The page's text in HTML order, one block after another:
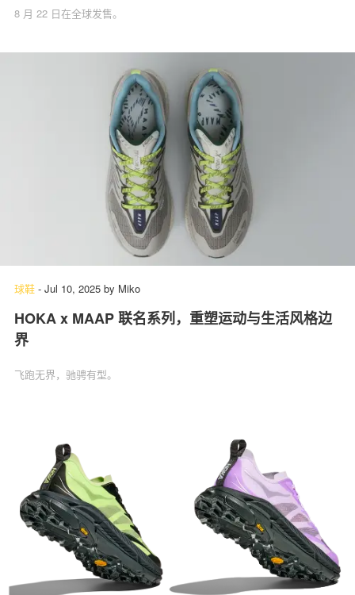
8 月 22 日在全球发售。
球鞋 - Jul 10, 2025 by Miko
HOKA x MAAP 联名系列，重塑运动与生活风格边
界
飞跑无界，驰骋有型。